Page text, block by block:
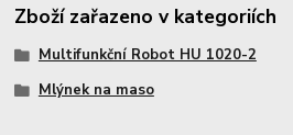
Zboží zařazeno v kategoriích
Multifunkční Robot HU 1020-2
Mlýnek na maso